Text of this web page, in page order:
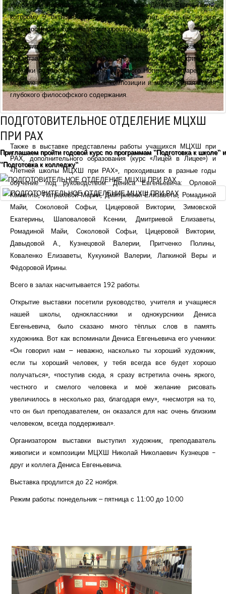
ПОДГОТОВИТЕЛЬНОЕ ОТДЕЛЕНИЕ МЦХШ
ПРИ РАХ
Приглашаем пройти годовой курс по программам "Подготовка к школе" и
"Подготовка к колледжу"
художника-педагога нашей школы Минаева Дениса Евгеньевича,
которому 9 октября исполнилось бы 50 лет, если бы не его
скоропостижная кончина летом прошлого года.
Экспозиция собрана из работ разных лет, большинство
представлено зрителю впервые. Это живописные и графические
пейзажи подмосковных усадеб и родного Ногинска, акварельные
морские пейзажи, абстрактные композиции и монохромная серия
глубокого философского содержания.
Также в выставке представлены работы учащихся МЦХШ при
РАХ, дополнительного образования (курс «Лицей в Лицее») и
«Летней школы МЦХШ при РАХ», проходивших в разные годы
обучение под руководством Дениса Евгеньевича: Орловой
Камиллы, Патраковой Марии, Дмитриевой Елизаветы, Ромадиной
Майи, Соколовой Софьи, Цицеровой Виктории, Зимовской
Екатерины, Шаповаловой Ксении, Дмитриевой Елизаветы,
Ромадиной Майи, Соколовой Софьи, Цицеровой Виктории,
Давыдовой А., Кузнецовой Валерии, Притченко Полины,
Коваленко Елизаветы, Кукукиной Валерии, Лапкиной Веры и
Фёдоровой Ирины.
Всего в залах насчитывается 192 работы.
Открытие выставки посетили руководство, учителя и учащиеся
нашей школы, одноклассники и однокурсники Дениса
Евгеньевича, было сказано много тёплых слов в память
художника. Вот как вспоминали Дениса Евгеньевича его ученики:
«Он говорил нам – неважно, насколько ты хороший художник,
если ты хороший человек, у тебя всегда все будет хорошо
получаться», «поступив сюда, я сразу встретила очень яркого,
честного и смелого человека и моё желание рисовать
увеличилось в несколько раз, благодаря ему», «несмотря на то,
что он был преподавателем, он оказался для нас очень близким
человеком, всегда поддерживал».
Организатором выставки выступил художник, преподаватель
живописи и композиции МЦХШ Николай Николаевич Кузнецов -
друг и коллега Дениса Евгеньевича.
Выставка продлится до 22 ноября.
Режим работы: понедельник – пятница с 11:00 до 10:00